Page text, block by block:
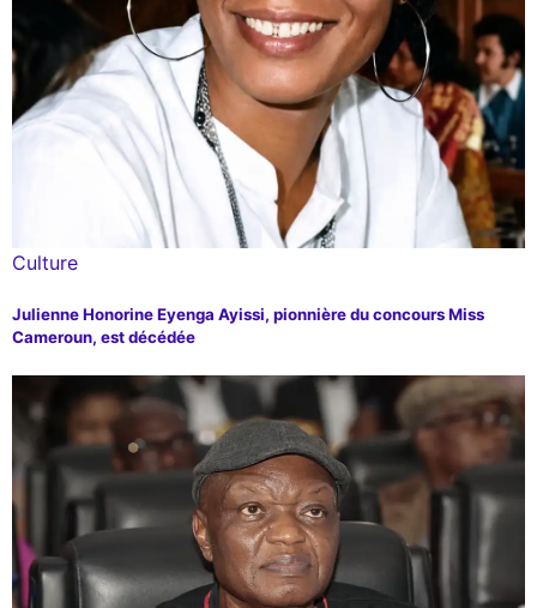
Culture
Julienne Honorine Eyenga Ayissi, pionnière du concours Miss
Cameroun, est décédée